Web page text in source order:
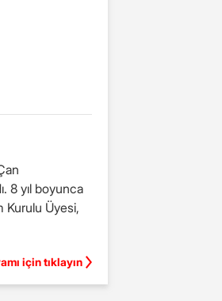
8 yıl boyunca
Kurulu Üyesi,
için tıklayın